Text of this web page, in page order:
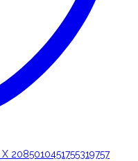
X 2085010451755319757